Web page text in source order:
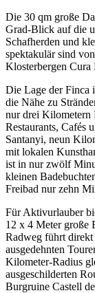
Die 30 qm große
Grad-Blick auf die
Schafherden und
spektakulär sind
Klosterbergen Cura
Die Lage der Finca
die Nähe zu
nur drei Kilometern
Restaurants, Cafés
Santanyi, neun
mit lokalen
ist in nur zwölf
kleinen
Freibad nur zehn
Für Aktivurlauber
12 x 4 Meter große
Radweg führt
ausgedehnten
Kilometer-Radius
ausgeschilderten
Burgruine Castell